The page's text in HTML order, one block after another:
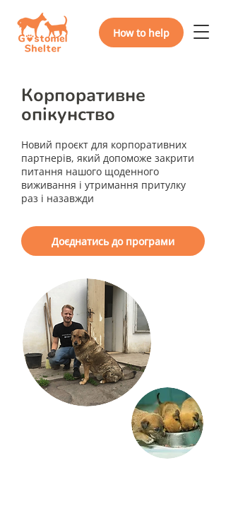
How to help
Корпоративне
опікунство
Новий проєкт для корпоративних
партнерів, який допоможе закрити
питання нашого щоденного
виживання і утримання притулку
раз і назавжди
Доєднатись до програми